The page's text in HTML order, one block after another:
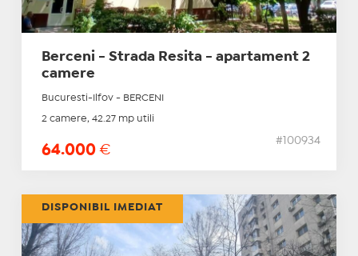
Berceni - Strada Resita - apartament 2
camere
Bucuresti-Ilfov - BERCENI
2 camere, 42.27 mp utili
64.000 €
#100934
DISPONIBIL IMEDIAT